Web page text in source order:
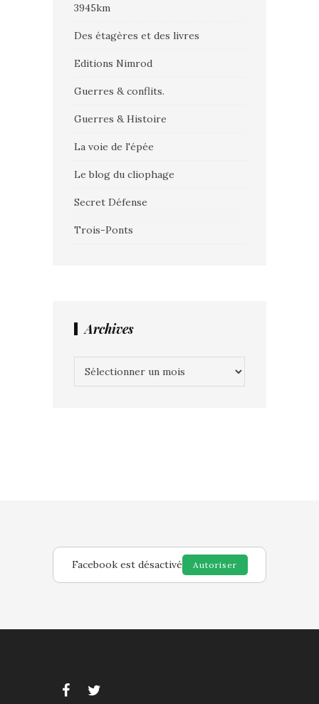
3945km
Des étagères et des livres
Editions Nimrod
Guerres & conflits.
Guerres & Histoire
La voie de l'épée
Le blog du cliophage
Secret Défense
Trois-Ponts
Archives
Facebook est désactivé Autoriser